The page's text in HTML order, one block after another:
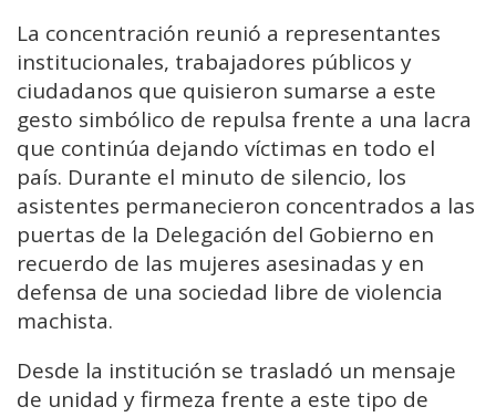
La concentración reunió a representantes
institucionales, trabajadores públicos y
ciudadanos que quisieron sumarse a este
gesto simbólico de repulsa frente a una lacra
que continúa dejando víctimas en todo el
país. Durante el minuto de silencio, los
asistentes permanecieron concentrados a las
puertas de la Delegación del Gobierno en
recuerdo de las mujeres asesinadas y en
defensa de una sociedad libre de violencia
machista.
Desde la institución se trasladó un mensaje
de unidad y firmeza frente a este tipo de